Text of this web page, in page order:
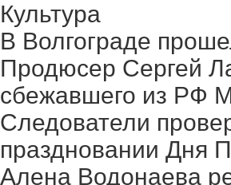
Культура
В Волгограде
Продюсер Сергей
сбежавшего из РФ
Следователи
праздновании Дня
Алена Водонаева